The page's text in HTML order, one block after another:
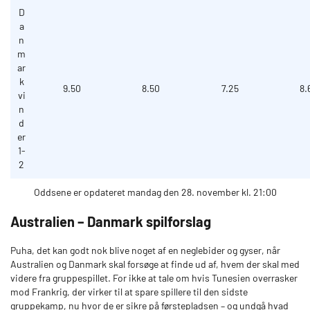
D
a
n
m
ar
k
vi
n
d
er
1-
2
9.50 8.50 7.25
Oddsene er opdateret mandag den 28. november kl. 21:00
Australien – Danmark spilforslag
Puha, det kan godt nok blive noget af en neglebider og gyser, når
Australien og Danmark skal forsøge at finde ud af, hvem der skal med
videre fra gruppespillet. For ikke at tale om hvis Tunesien overrasker
mod Frankrig, der virker til at spare spillere til den sidste
gruppekamp, nu hvor de er sikre på førstepladsen – og undgå hvad